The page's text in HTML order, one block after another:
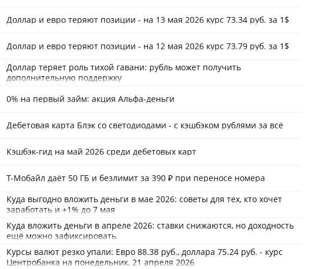
Доллар и евро теряют позиции - на 13 мая 2026 курс 73.34 руб. за 1$
Доллар и евро теряют позиции - на 12 мая 2026 курс 73.79 руб. за 1$
Доллар теряет роль тихой гавани: рубль может получить
дополнительную поддержку
0% на первый займ: акция Альфа-деньги
Дебетовая карта Блэк со светодиодами - c кэшбэком рублями за всё
Кэшбэк-гид на май 2026 среди дебетовых карт
Т-Мобайл даёт 50 ГБ и безлимит за 390 ₽ при переносе номера
Куда выгодно вложить деньги в мае 2026: советы для тех, кто хочет
заработать и +1% до 7 мая
Куда вложить деньги в апреле 2026: ставки снижаются, но доходность
ещё можно зафиксировать
Курсы валют резко упали: Евро 88.38 руб., доллара 75.24 руб. - курс
Центробанка на понедельник, 21 апреля 2026